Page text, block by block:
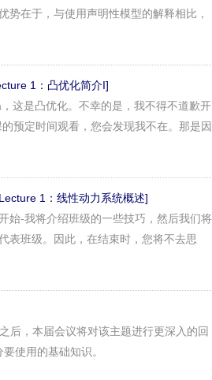
势在于，与使用声明性模型的解释相比，
1：凸优化简介I]
这是凸优化。不幸的是，我不得不道歉开
预定时间观看，您会发现我不在。那是因
1：线性动力系统概述]
始-我将介绍班级的一些技巧，然后我们将
表班级。因此，在结束时，您将不去思
后，本届会议将对该主题进行更深入的回
使用的基础知识。